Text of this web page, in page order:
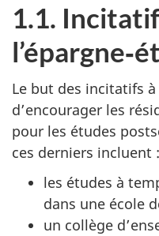
1.1.
Le but des incitatifs à
d’encourager les
pour les études
ces derniers incluent :
les études à
dans une école
un collège